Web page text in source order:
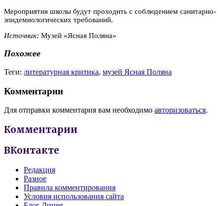
Мероприятия школы будут проходить с соблюдением санитарно-
эпидемиологических требований.
Источник: Музей «Ясная Поляна»
Похожее
Теги: литературная критика, музей Ясная Поляна
Комментарии
Для отправки комментария вам необходимо авторизоваться.
Комментарии
ВКонтакте
Редакция
Разное
Правила комментирования
Условия использования сайта